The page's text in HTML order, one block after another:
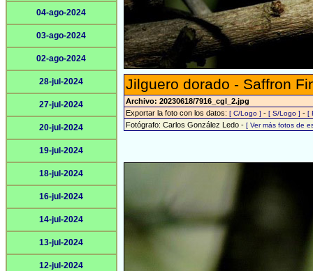
04-ago-2024
03-ago-2024
02-ago-2024
28-jul-2024
27-jul-2024
20-jul-2024
19-jul-2024
18-jul-2024
16-jul-2024
14-jul-2024
13-jul-2024
12-jul-2024
Jilguero dorado - Saffron
Archivo: 20230618/7916_cgl_2.jpg
Exportar la foto con los datos: [ C/Logo ] - [ S/Logo ] - [
Fotógrafo: Carlos González Ledo - [ Ver más fotos de